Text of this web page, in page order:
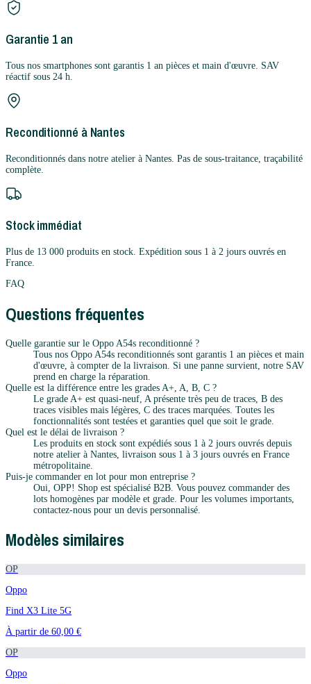
Garantie 1 an
Tous nos smartphones sont garantis 1 an pièces et main d'œuvre. SAV
réactif sous 24 h.
Reconditionné à Nantes
Reconditionnés dans notre atelier à Nantes. Pas de sous-traitance, traçabilité
complète.
Stock immédiat
Plus de 13 000 produits en stock. Expédition sous 1 à 2 jours ouvrés en
France.
FAQ
Questions fréquentes
Quelle garantie sur le Oppo A54s reconditionné ?
Tous nos Oppo A54s reconditionnés sont garantis 1 an pièces et main
d'œuvre, à compter de la livraison. Si une panne survient, notre SAV
prend en charge la réparation.
Quelle est la différence entre les grades A+, A, B, C ?
Le grade A+ est quasi-neuf, A présente très peu de traces, B des
traces visibles mais légères, C des traces marquées. Toutes les
fonctionnalités sont testées et garanties quel que soit le grade.
Quel est le délai de livraison ?
Les produits en stock sont expédiés sous 1 à 2 jours ouvrés depuis
notre atelier à Nantes, livraison sous 1 à 3 jours ouvrés en France
métropolitaine.
Puis-je commander en lot pour mon entreprise ?
Oui, OPP! Shop est spécialisé B2B. Vous pouvez commander des
lots homogènes par modèle et grade. Pour les volumes importants,
contactez-nous pour un devis personnalisé.
Modèles similaires
OP
Oppo
Find X3 Lite 5G
À partir de 60,00 €
OP
Oppo